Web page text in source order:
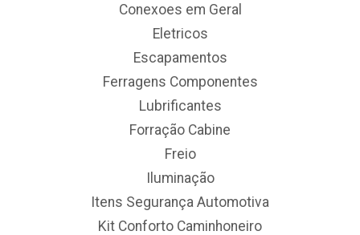
Conexoes em Geral
Eletricos
Escapamentos
Ferragens Componentes
Lubrificantes
Forração Cabine
Freio
Iluminação
Itens Segurança Automotiva
Kit Conforto Caminhoneiro